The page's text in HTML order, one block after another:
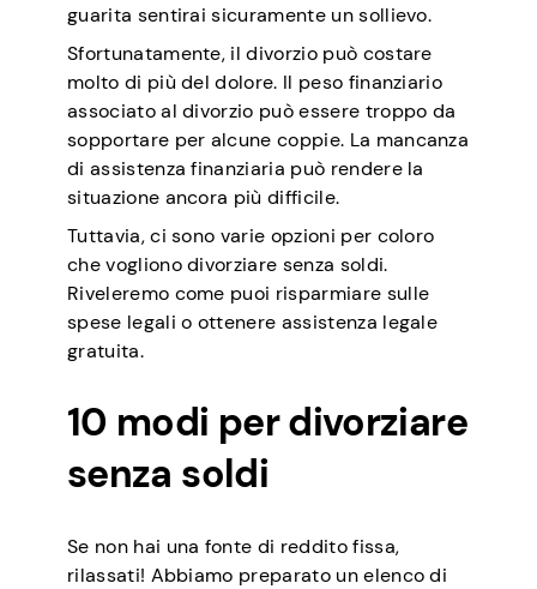
guarita sentirai sicuramente un sollievo.
Sfortunatamente, il divorzio può costare
molto di più del dolore. Il peso finanziario
associato al divorzio può essere troppo da
sopportare per alcune coppie. La mancanza
di assistenza finanziaria può rendere la
situazione ancora più difficile.
Tuttavia, ci sono varie opzioni per coloro
che vogliono divorziare senza soldi.
Riveleremo come puoi risparmiare sulle
spese legali o ottenere assistenza legale
gratuita.
10 modi per divorziare
senza soldi
Se non hai una fonte di reddito fissa,
rilassati! Abbiamo preparato un elenco di